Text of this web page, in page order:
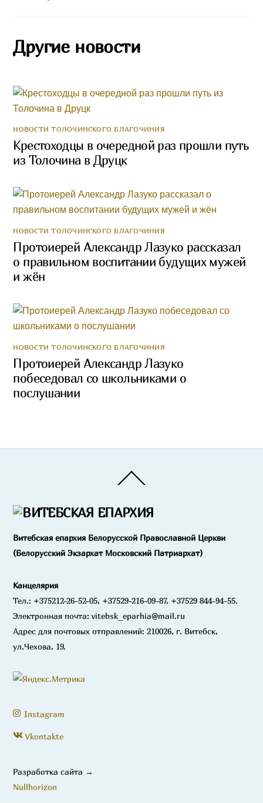
Другие новости
НОВОСТИ ТОЛОЧИНСКОГО БЛАГОЧИНИЯ
Крестоходцы в очередной раз прошли путь
из Толочина в Друцк
НОВОСТИ ТОЛОЧИНСКОГО БЛАГОЧИНИЯ
Протоиерей Александр Лазуко рассказал
о правильном воспитании будущих мужей
и жён
НОВОСТИ ТОЛОЧИНСКОГО БЛАГОЧИНИЯ
Протоиерей Александр Лазуко
побеседовал со школьниками о
послушании
To
Витебская епархия Белорусской Православной Церкви
(Белорусский Экзархат Московский Патриархат)
Канцелярия
Тел.: +375212-26-52-05, +37529-216-09-87, +37529 844-94-55.
Электронная почта: vitebsk_eparhia@mail.ru
Адрес для почтовых отправлений: 210026, г. Витебск,
ул.Чехова, 19.
Instagram
Vkontakte
Разработка сайта →
Nullhorizon